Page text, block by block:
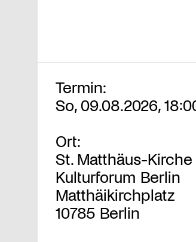
Termin:
So, 09.08.2026,
Ort:
St. Matthäus-Kirche
Kulturforum Berlin
Matthäikirchplatz
10785 Berlin